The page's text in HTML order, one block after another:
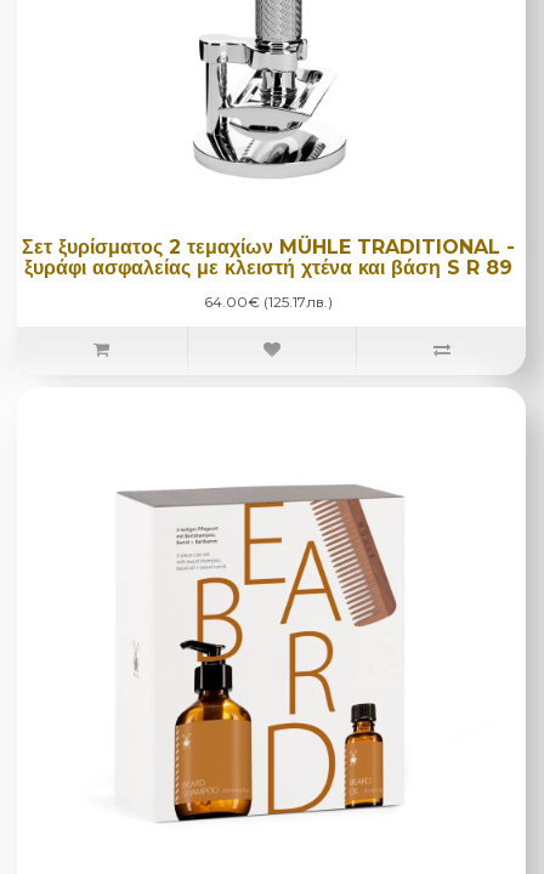
Σετ ξυρίσματος 2 τεμαχίων MÜHLE TRADITIONAL -
ξυράφι ασφαλείας με κλειστή χτένα και βάση S R 89
64.00€ (125.17лв.)